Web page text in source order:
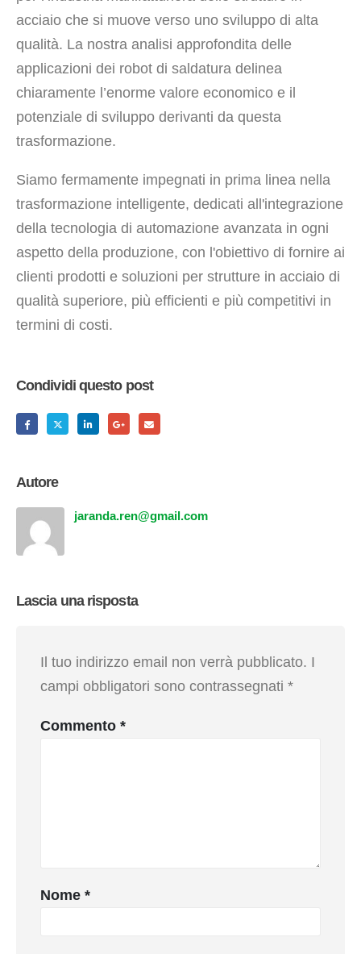
acciaio che si muove verso uno sviluppo di alta
qualità. La nostra analisi approfondita delle
applicazioni dei robot di saldatura delinea
chiaramente l’enorme valore economico e il
potenziale di sviluppo derivanti da questa
trasformazione.
Siamo fermamente impegnati in prima linea nella
trasformazione intelligente, dedicati all'integrazione
della tecnologia di automazione avanzata in ogni
aspetto della produzione, con l'obiettivo di fornire ai
clienti prodotti e soluzioni per strutture in acciaio di
qualità superiore, più efficienti e più competitivi in ​​
termini di costi.
Condividi questo post
Autore
jaranda.ren@gmail.com
Lascia una risposta
Il tuo indirizzo email non verrà pubblicato. I
campi obbligatori sono contrassegnati *
Commento *
Nome *